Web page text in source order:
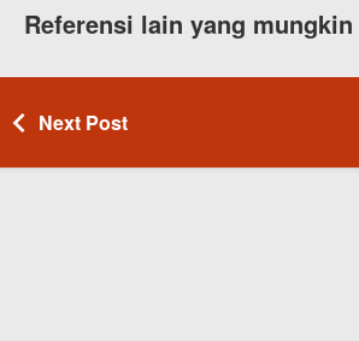
Referensi lain yang
Next Post